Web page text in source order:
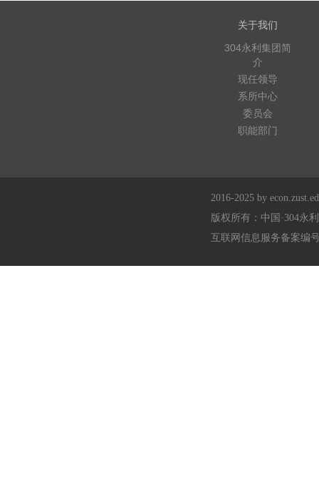
关于我们
304永利集团简
介
现任领导
系所中心
委员会
职能部门
2016-2025 by
版权所有：中国·304永
互联网信息服务备案编